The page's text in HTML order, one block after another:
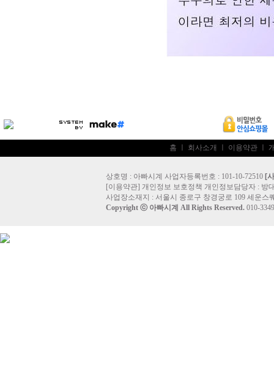
홈 회사소개 이용약관
상호명 : 아빠시계 사업자등록번호 : 101-10-72510 [
[이용약관] 개인정보 보호정책 개인정보담당자 : 방
사업장소재지 : 서울시 종로구 창경궁로 109 세운스
Copyright ⓒ 아빠시계 All Rights Reserved. 010-